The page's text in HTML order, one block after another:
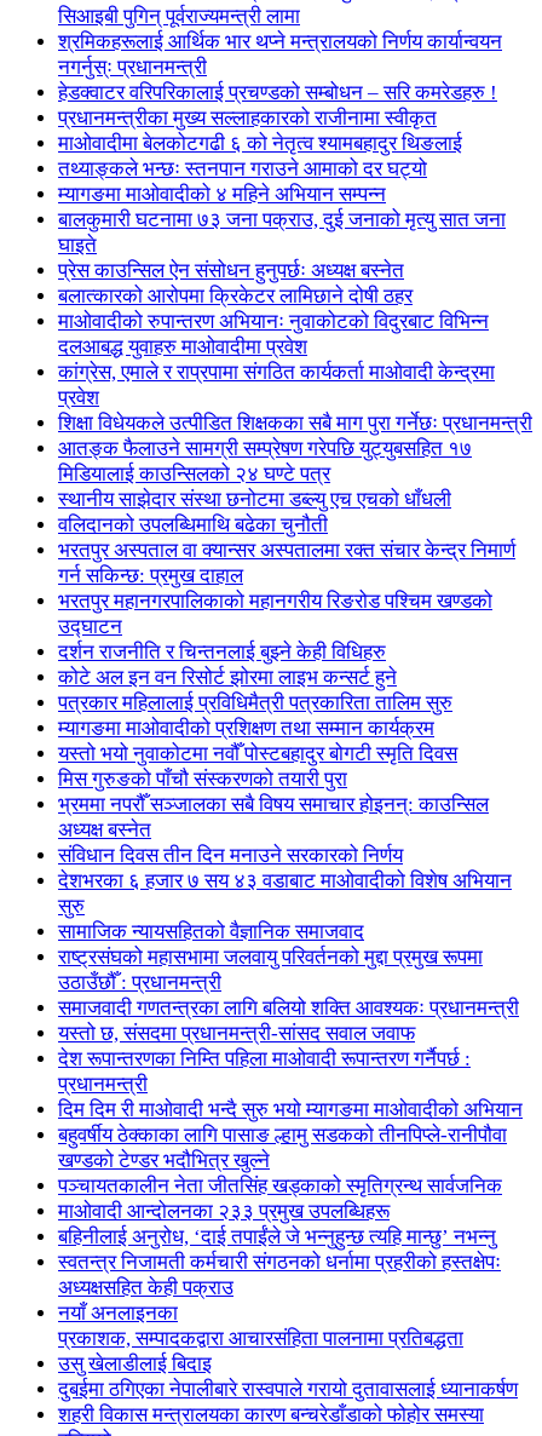
सिआइबी पुगिन् पूर्वराज्यमन्त्री लामा
श्रमिकहरूलाई आर्थिक भार थप्ने मन्त्रालयको निर्णय कार्यान्वयन
नगर्नुस्ः प्रधानमन्त्री
हेडक्वाटर वरिपरिकालाई प्रचण्डको सम्बोधन – सरि कमरेडहरु !
प्रधानमन्त्रीका मुख्य सल्लाहकारको राजीनामा स्वीकृत
माओवादीमा बेलकोटगढी ६ को नेतृत्व श्यामबहादुर थिङलाई
तथ्याङ्कले भन्छः स्तनपान गराउने आमाको दर घट्यो
म्यागङमा माओवादीको ४ महिने अभियान सम्पन्न
बालकुमारी घटनामा ७३ जना पक्राउ, दुई जनाको मृत्यु सात जना
घाइते
प्रेस काउन्सिल ऐन संसोधन हुनुपर्छः अध्यक्ष बस्नेत
बलात्कारको आरोपमा क्रिकेटर लामिछाने दोषी ठहर
माओवादीको रुपान्तरण अभियानः नुवाकोटको विदुरबाट विभिन्न
दलआबद्ध युवाहरु माओवादीमा प्रवेश
कांग्रेस, एमाले र राप्रपामा संगठित कार्यकर्ता माओवादी केन्द्रमा
प्रवेश
शिक्षा विधेयकले उत्पीडित शिक्षकका सबै माग पुरा गर्नेछः प्रधानमन्त्री
आतङ्क फैलाउने सामग्री सम्प्रेषण गरेपछि युट्युबसहित १७
मिडियालाई काउन्सिलको २४ घण्टे पत्र
स्थानीय साझेदार संस्था छनोटमा डब्ल्यु एच एचको धाँधली
वलिदानको उपलब्धिमाथि बढेका चुनौती
भरतपुर अस्पताल वा क्यान्सर अस्पतालमा रक्त संचार केन्द्र निमार्ण
गर्न सकिन्छ: प्रमुख दाहाल
भरतपुर महानगरपालिकाको महानगरीय रिङरोड पश्चिम खण्डको
उद्घाटन
दर्शन राजनीति र चिन्तनलाई बुझ्ने केही विधिहरु
कोटे अल इन वन रिसोर्ट झोरमा लाइभ कन्सर्ट हुने
पत्रकार महिलालाई प्रविधिमैत्री पत्रकारिता तालिम सुरु
म्यागङमा माओवादीको प्रशिक्षण तथा सम्मान कार्यक्रम
यस्तो भयो नुवाकोटमा नवौँ पोस्टबहादुर बोगटी स्मृति दिवस
मिस गुरुङको पाँचौ संस्करणको तयारी पुरा
भ्रममा नपरौँ सञ्जालका सबै विषय समाचार होइनन्: काउन्सिल
अध्यक्ष बस्नेत
संविधान दिवस तीन दिन मनाउने सरकारको निर्णय
देशभरका ६ हजार ७ सय ४३ वडाबाट माओवादीको विशेष अभियान
सुरु
सामाजिक न्यायसहितको वैज्ञानिक समाजवाद
राष्ट्रसंघको महासभामा जलवायु परिवर्तनको मुद्दा प्रमुख रूपमा
उठाउँछौँ : प्रधानमन्त्री
समाजवादी गणतन्त्रका लागि बलियो शक्ति आवश्यकः प्रधानमन्त्री
यस्तो छ, संसदमा प्रधानमन्त्री-सांसद सवाल जवाफ
देश रूपान्तरणका निम्ति पहिला माओवादी रूपान्तरण गर्नैपर्छ :
प्रधानमन्त्री
दिम दिम री माओवादी भन्दै सुरु भयो म्यागङमा माओवादीको अभियान
बहुवर्षीय ठेक्काका लागि पासाङ ल्हामु सडकको तीनपिप्ले-रानीपौवा
खण्डको टेण्डर भदौभित्र खुल्ने
पञ्चायतकालीन नेता जीतसिंह खड्काको स्मृतिग्रन्थ सार्वजनिक
माओवादी आन्दोलनका २३३ प्रमुख उपलब्धिहरू
बहिनीलाई अनुरोध, ‘दाई तपाईंले जे भन्नुहुन्छ त्यहि मान्छु’ नभन्नु
स्वतन्त्र निजामती कर्मचारी संगठनको धर्नामा प्रहरीको हस्तक्षेपः
अध्यक्षसहित केही पक्राउ
नयाँ अनलाइनका
प्रकाशक, सम्पादकद्वारा आचारसंहिता पालनामा प्रतिबद्धता
उसु खेलाडीलाई बिदाइ
दुबईमा ठगिएका नेपालीबारे रास्वपाले गरायो दुतावासलाई ध्यानाकर्षण
शहरी विकास मन्त्रालयका कारण बन्चरेडाँडाको फोहोर समस्या